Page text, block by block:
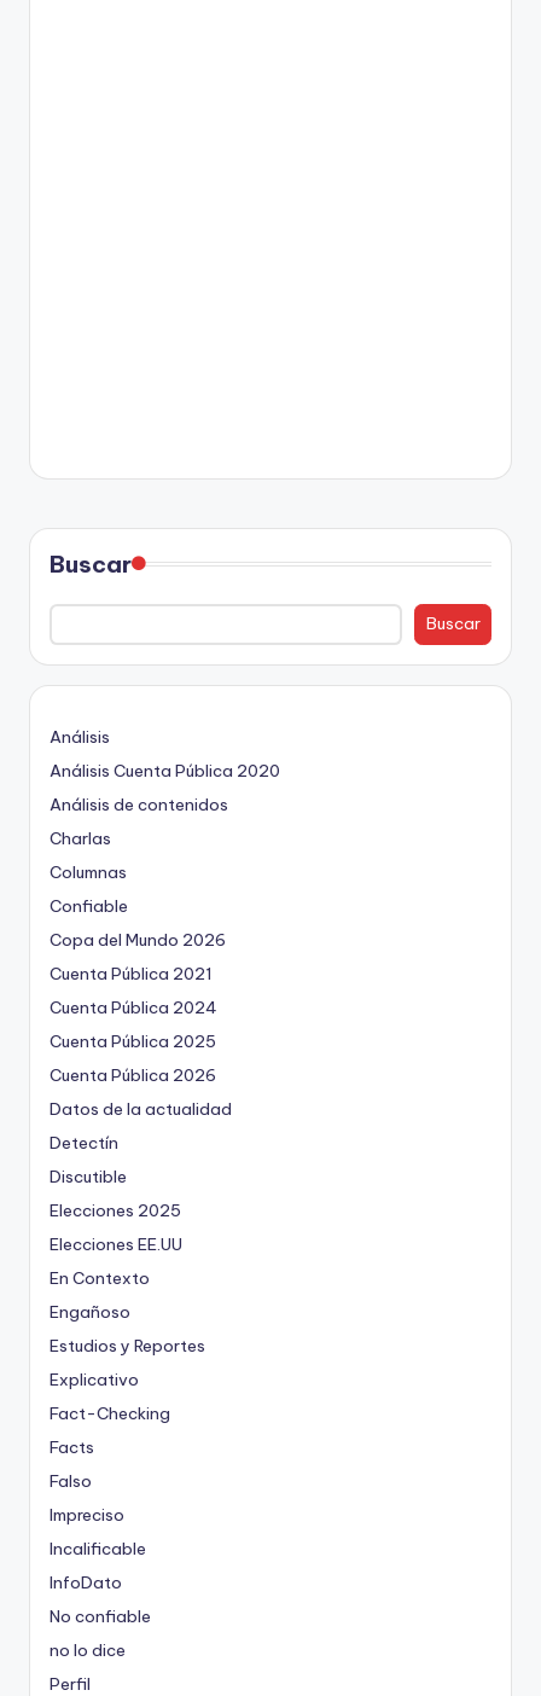
Buscar
Buscar
Análisis
Análisis Cuenta Pública 2020
Análisis de contenidos
Charlas
Columnas
Confiable
Copa del Mundo 2026
Cuenta Pública 2021
Cuenta Pública 2024
Cuenta Pública 2025
Cuenta Pública 2026
Datos de la actualidad
Detectín
Discutible
Elecciones 2025
Elecciones EE.UU
En Contexto
Engañoso
Estudios y Reportes
Explicativo
Fact-Checking
Facts
Falso
Impreciso
Incalificable
InfoDato
No confiable
no lo dice
Perfil